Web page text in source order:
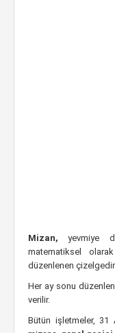
Mizan,yevmiye
matematiksel
düzenlenen
Her ay sonu
verilir.
Bütün işletmeler, 31